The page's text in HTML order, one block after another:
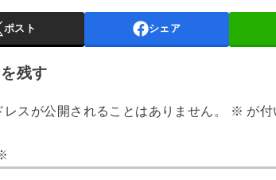
ポスト シェア
残す
レスが公開されることはありません。 ※ が付